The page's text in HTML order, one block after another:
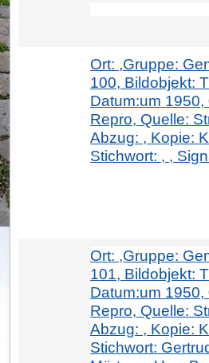
Ort: ,Gruppe:
100, Bildobjekt:
Datum:um 1950,
Repro, Quelle:
Abzug: , Kopie:
Stichwort: , ,
Ort: ,Gruppe:
101, Bildobjekt:
Datum:um 1950,
Repro, Quelle:
Abzug: , Kopie:
Stichwort: